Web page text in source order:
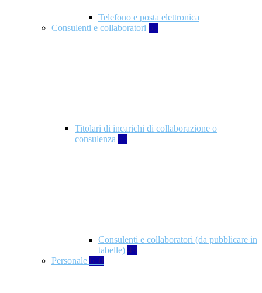
Telefono e posta elettronica
Consulenti e collaboratori 57
Titolari di incarichi di collaborazione o
consulenza 57
Consulenti e collaboratori (da pubblicare in
tabelle) 49
Personale 660